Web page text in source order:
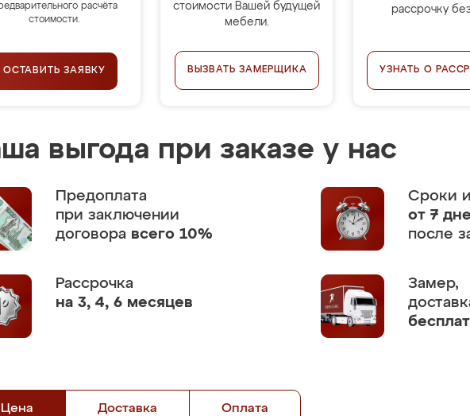
расчёта
стоимости.
ОСТАВИТЬ ЗАЯВКУ
стоимости Вашей будущей
мебели.
ВЫЗВАТЬ ЗАМЕРЩИКА
рассрочку
УЗНАТЬ О
выгода при заказе у нас
Предоплата
при заключении
договора всего 10%
Сроки
от 7
после
Рассрочка
на 3, 4, 6 месяцев
Замер,
Цена Доставка Оплата